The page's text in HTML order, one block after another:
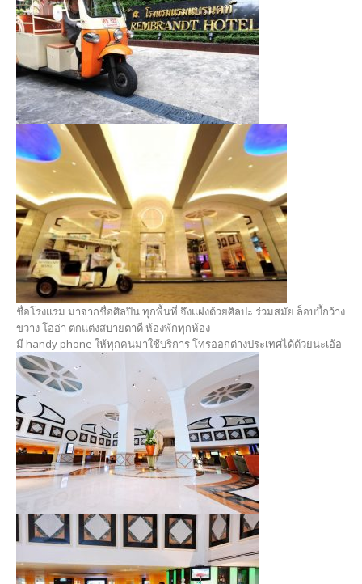
ชื่อโรงแรม มาจากชื่อศิลปิน ทุกพื้นที่ จึงแฝงด้วยศิลปะ ร่วมสมัย ล็อบบี้กว้าง
ขวาง โอ่อ่า ตกแต่งสบายตาดี ห้องพักทุกห้อง
มี handy phone ให้ทุกคนมาใช้บริการ โทรออกต่างประเทศได้ด้วยนะเอ้อ